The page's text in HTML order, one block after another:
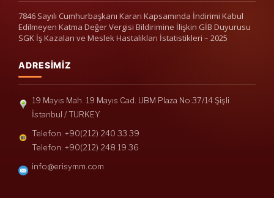
7846 Sayılı Cumhurbaşkanı Kararı Kapsamında İndirimi Kabul
Edilmeyen Katma Değer Vergisi Bildirimine İlişkin GİB Duyurusu
SGK İş Kazaları ve Meslek Hastalıkları İstatistikleri – 2025
ADRESIMIZ
19 Mayıs Mah. 19 Mayıs Cad. UBM Plaza No:37/14 Şişli
İstanbul / TURKEY
Telefon: +90(212) 240 33 39
Telefon: +90(212) 248 19 36
info@erisymm.com